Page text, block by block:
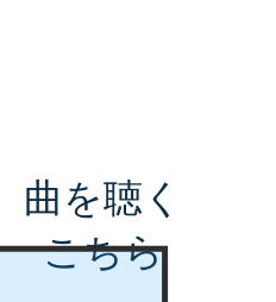
曲を聴く
こちら